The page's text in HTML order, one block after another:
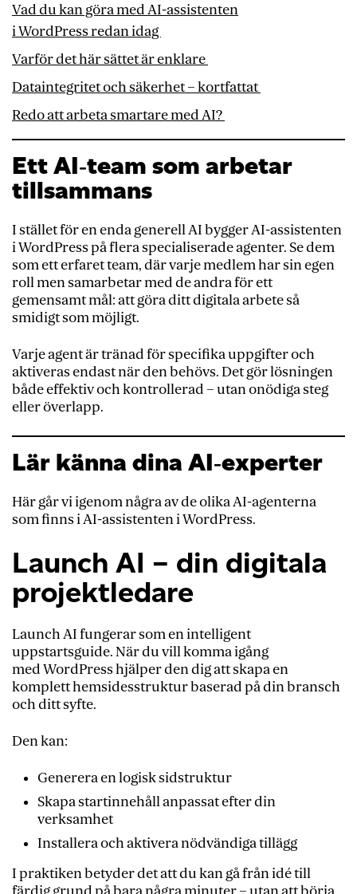
Vad du kan göra med AI-assistenten
i WordPress redan idag
Varför det här sättet är enklare
Dataintegritet och säkerhet – kortfattat
Redo att arbeta smartare med AI?
Ett AI‑team som arbetar
tillsammans
I stället för en enda generell AI bygger AI-assistenten
i WordPress på flera specialiserade agenter. Se dem
som ett erfaret team, där varje medlem har sin egen
roll men samarbetar med de andra för ett
gemensamt mål: att göra ditt digitala arbete så
smidigt som möjligt.
Varje agent är tränad för specifika uppgifter och
aktiveras endast när den behövs. Det gör lösningen
både effektiv och kontrollerad – utan onödiga steg
eller överlapp.
Lär känna dina AI‑experter
Här går vi igenom några av de olika AI-agenterna
som finns i AI-assistenten i WordPress.
Launch AI – din digitala
projektledare
Launch AI fungerar som en intelligent
uppstartsguide. När du vill komma igång
med WordPress hjälper den dig att skapa en
komplett hemsidesstruktur baserad på din bransch
och ditt syfte.
Den kan:
Generera en logisk sidstruktur
Skapa startinnehåll anpassat efter din
verksamhet
Installera och aktivera nödvändiga tillägg
I praktiken betyder det att du kan gå från idé till